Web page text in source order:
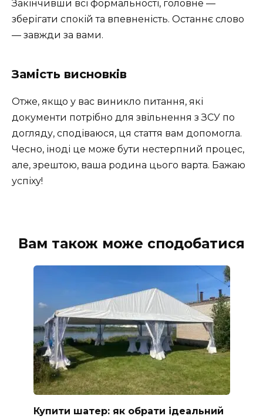
Закінчивши всі формальності, головне —
зберігати спокій та впевненість. Останнє слово
— завжди за вами.
Замість висновків
Отже, якщо у вас виникло питання, які
документи потрібно для звільнення з ЗСУ по
догляду, сподіваюся, ця стаття вам допомогла.
Чесно, іноді це може бути нестерпний процес,
але, зрештою, ваша родина цього варта. Бажаю
успіху!
Вам також може сподобатися
Купити шатер: як обрати ідеальний